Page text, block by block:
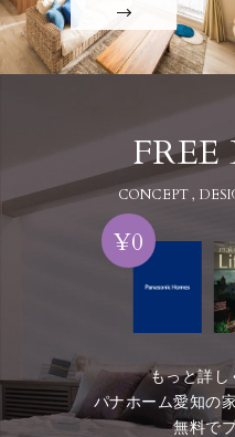
CONCEPT ,
¥0
もっと詳し
パナホーム愛知の
無料で